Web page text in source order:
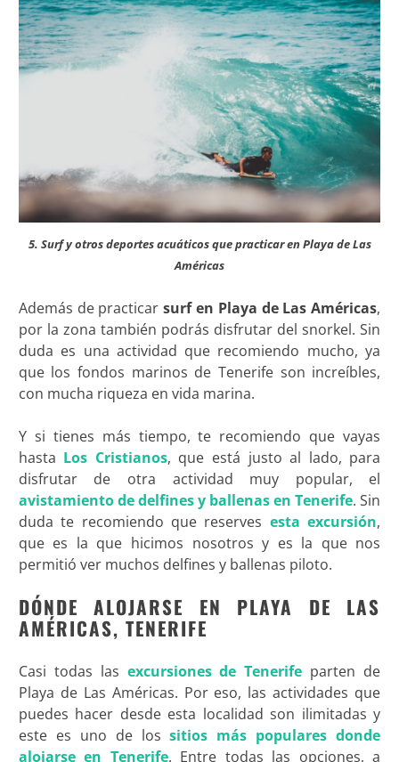
5. Surf y otros deportes acuáticos que practicar en Playa de Las
Américas
Además de practicarsurf en Playa de Las Américas,
por la zona también podrás disfrutar del snorkel. Sin
duda es una actividad que recomiendo mucho, ya
que los fondos marinos de Tenerife son increíbles,
con mucha riqueza en vida marina.
Y si tienes más tiempo, te recomiendo que vayas
hasta Los Cristianos, que está justo al lado, para
disfrutar de otra actividad muy popular, el
avistamiento de delfines y ballenas en Tenerife. Sin
duda te recomiendo que reserves esta excursión,
que es la que hicimos nosotros y es la que nos
permitió ver muchos delfines y ballenas piloto.
DÓNDE ALOJARSE EN PLAYA DE LAS
AMÉRICAS, TENERIFE
Casi todas las excursiones de Tenerife parten de
Playa de Las Américas. Por eso, las actividades que
puedes hacer desde esta localidad son ilimitadas y
este es uno de lossitios más populares donde
alojarse en Tenerife. Entre todas las opciones, a